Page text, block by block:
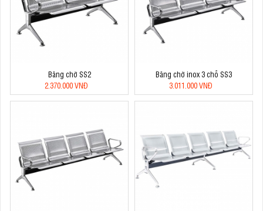
Băng chờ SS2
2.370.000 VNĐ
Băng chờ inox 3 chỗ SS3
3.011.000 VNĐ